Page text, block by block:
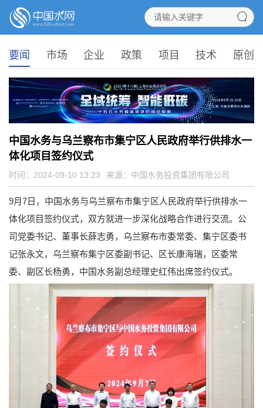
要闻 市场 企业 政策 项目 技术 原创
中国水务与乌兰察布市集宁区人民政府举行供排水一
体化项目签约仪式
时间：2024-09-10 13:23 来源： 中国水务投资集团有限公司
9月7日，中国水务与乌兰察布市集宁区人民政府举行供排水一
体化项目签约仪式，双方就进一步深化战略合作进行交流。公
司党委书记、董事长薛志勇，乌兰察布市委常委、集宁区委书
记张永文，乌兰察布集宁区委副书记、区长康海瑞，区委常
委、副区长杨勇，中国水务副总经理史红伟出席签约仪式。